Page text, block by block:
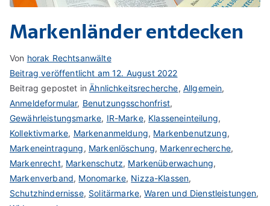
Markenländer entdecken
Von horak Rechtsanwälte
Beitrag veröffentlicht am12. August 2022
Beitrag gepostet inÄhnlichkeitsrecherche, Allgemein,
Anmeldeformular, Benutzungsschonfrist,
Gewährleistungsmarke, IR-Marke, Klasseneinteilung,
Kollektivmarke, Markenanmeldung, Markenbenutzung,
Markeneintragung, Markenlöschung, Markenrecherche,
Markenrecht, Markenschutz, Markenüberwachung,
Markenverband, Monomarke, Nizza-Klassen,
Schutzhindernisse, Solitärmarke,Waren und Dienstleistungen,